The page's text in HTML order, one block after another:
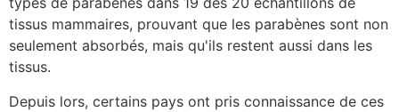
tissus mammaires, prouvant que les parabènes sont non
seulement absorbés, mais qu'ils restent aussi dans les
tissus.
Depuis lors, certains pays ont pris connaissance de ces